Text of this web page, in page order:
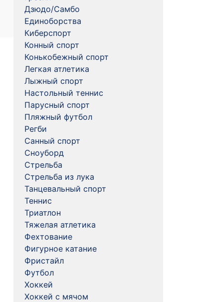
Дзюдо/Самбо
Единоборства
Киберспорт
Конный спорт
Конькобежный спорт
Легкая атлетика
Лыжный спорт
Настольный теннис
Парусный спорт
Пляжный футбол
Регби
Санный спорт
Сноуборд
Стрельба
Стрельба из лука
Танцевальный спорт
Теннис
Триатлон
Тяжелая атлетика
Фехтование
Фигурное катание
Фристайл
Футбол
Хоккей
Хоккей с мячом